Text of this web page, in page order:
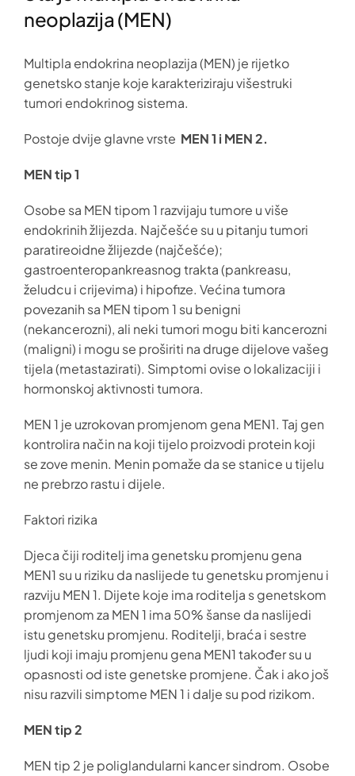
neoplazija (MEN)
Multipla endokrina neoplazija (MEN) je rijetko
genetsko stanje koje karakteriziraju višestruki
tumori endokrinog sistema.
Postoje dvije glavne vrste MEN 1 i MEN 2.
MEN tip 1
Osobe sa MEN tipom 1 razvijaju tumore u više
endokrinih žlijezda. Najčešće su u pitanju tumori
paratireoidne žlijezde (najčešće);
gastroenteropankreasnog trakta (pankreasu,
želudcu i crijevima) i hipofize. Većina tumora
povezanih sa MEN tipom 1 su benigni
(nekancerozni), ali neki tumori mogu biti kancerozni
(maligni) i mogu se proširiti na druge dijelove vašeg
tijela (metastazirati). Simptomi ovise o lokalizaciji i
hormonskoj aktivnosti tumora.
MEN 1 je uzrokovan promjenom gena MEN1. Taj gen
kontrolira način na koji tijelo proizvodi protein koji
se zove menin. Menin pomaže da se stanice u tijelu
ne prebrzo rastu i dijele.
Faktori rizika
Djeca čiji roditelj ima genetsku promjenu gena
MEN1 su u riziku da naslijede tu genetsku promjenu i
razviju MEN 1. Dijete koje ima roditelja s genetskom
promjenom za MEN 1 ima 50% šanse da naslijedi
istu genetsku promjenu. Roditelji, braća i sestre
ljudi koji imaju promjenu gena MEN1 također su u
opasnosti od iste genetske promjene. Čak i ako još
nisu razvili simptome MEN 1 i dalje su pod rizikom.
MEN tip 2
MEN tip 2 je poliglandularni kancer sindrom. Osobe